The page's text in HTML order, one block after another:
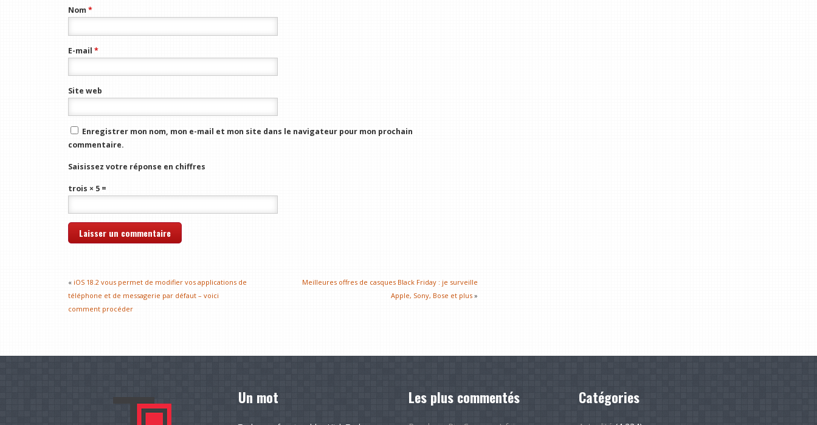
Nom*
E-mail *
Site web
Enregistrer mon nom, mon e-mail et mon site dans le navigateur pour mon prochain
commentaire.
Saisissez votre réponse en chiffres
trois × 5 =
« iOS 18.2 vous permet de modifier vos applications de
téléphone et de messagerie par défaut – voici
comment procéder
Meilleures offres de casques Black Friday : je surveille
Apple, Sony, Bose et plus»
Un mot Les plus commentés Catégories